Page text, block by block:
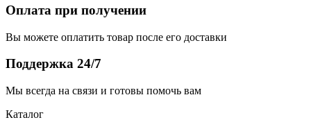
Оплата при получении
Вы можете оплатить товар после его доставки
Поддержка 24/7
Мы всегда на связи и готовы помочь вам
Каталог